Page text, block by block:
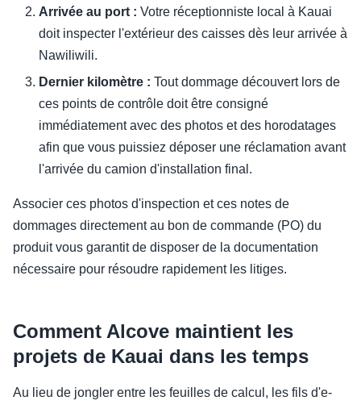
Arrivée au port : Votre réceptionniste local à Kauai
doit inspecter l'extérieur des caisses dès leur arrivée à
Nawiliwili.
Dernier kilomètre : Tout dommage découvert lors de
ces points de contrôle doit être consigné
immédiatement avec des photos et des horodatages
afin que vous puissiez déposer une réclamation avant
l'arrivée du camion d'installation final.
Associer ces photos d'inspection et ces notes de
dommages directement au bon de commande (PO) du
produit vous garantit de disposer de la documentation
nécessaire pour résoudre rapidement les litiges.
Comment Alcove maintient les
projets de Kauai dans les temps
Au lieu de jongler entre les feuilles de calcul, les fils d'e-